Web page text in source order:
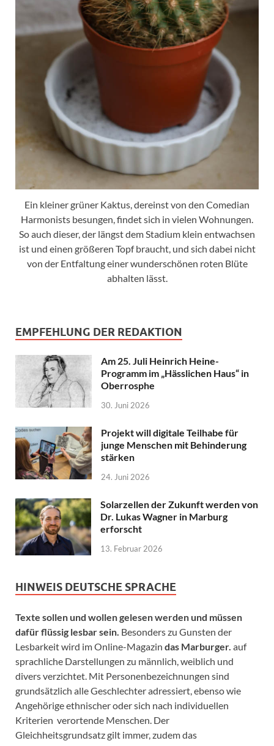
Ein kleiner grüner Kaktus, dereinst von den Comedian
Harmonists besungen, findet sich in vielen Wohnungen.
So auch dieser, der längst dem Stadium klein entwachsen
ist und einen größeren Topf braucht, und sich dabei nicht
von der Entfaltung einer wunderschönen roten Blüte
abhalten lässt.
EMPFEHLUNG DER REDAKTION
Am 25. Juli Heinrich Heine-
Programm im „Hässlichen Haus“ in
Oberrosphe
30. Juni 2026
Projekt will digitale Teilhabe für
junge Menschen mit Behinderung
stärken
24. Juni 2026
Solarzellen der Zukunft werden von
Dr. Lukas Wagner in Marburg
erforscht
13. Februar 2026
HINWEIS DEUTSCHE SPRACHE
Texte sollen und wollen gelesen werden und müssen
dafür flüssig lesbar sein. Besonders zu Gunsten der
Lesbarkeit wird im Online-Magazin das Marburger. auf
sprachliche Darstellungen zu männlich, weiblich und
divers verzichtet. Mit Personenbezeichnungen sind
grundsätzlich alle Geschlechter adressiert, ebenso wie
Angehörige ethnischer oder sich nach individuellen
Kriterien verortende Menschen. Der
Gleichheitsgrundsatz gilt immer, zudem das